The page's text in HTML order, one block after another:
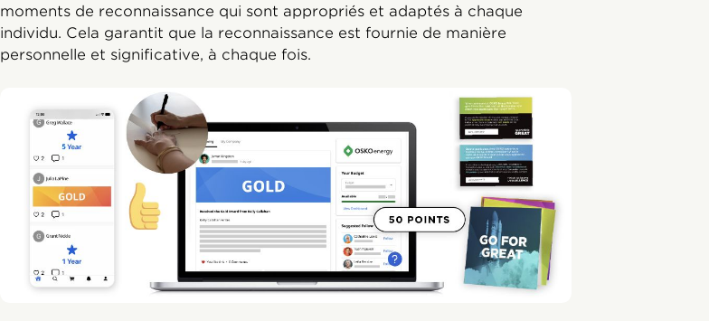
moments de reconnaissance qui sont appropriés et adaptés à chaque
individu. Cela garantit que la reconnaissance est fournie de manière
personnelle et significative, à chaque fois.